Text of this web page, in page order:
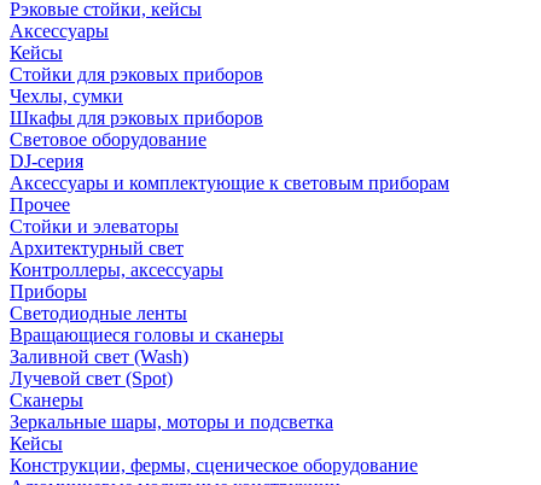
Рэковые стойки, кейсы
Аксессуары
Кейсы
Стойки для рэковых приборов
Чехлы, сумки
Шкафы для рэковых приборов
Световое оборудование
DJ-серия
Аксессуары и комплектующие к световым приборам
Прочее
Стойки и элеваторы
Архитектурный свет
Контроллеры, аксессуары
Приборы
Светодиодные ленты
Вращающиеся головы и сканеры
Заливной свет (Wash)
Лучевой свет (Spot)
Сканеры
Зеркальные шары, моторы и подсветка
Кейсы
Конструкции, фермы, сценическое оборудование